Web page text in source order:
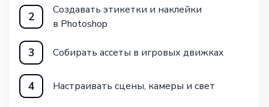
2
Создавать этикетки и наклейки
в Photoshop
3 Собирать ассеты в игровых движках
4 Настраивать сцены, камеры и свет